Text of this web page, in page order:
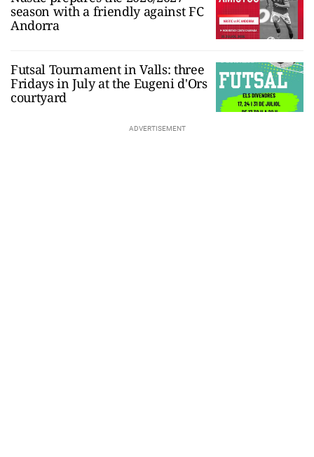
season with a friendly against FC
Andorra
Futsal Tournament in Valls: three
Fridays in July at the Eugeni d'Ors
courtyard